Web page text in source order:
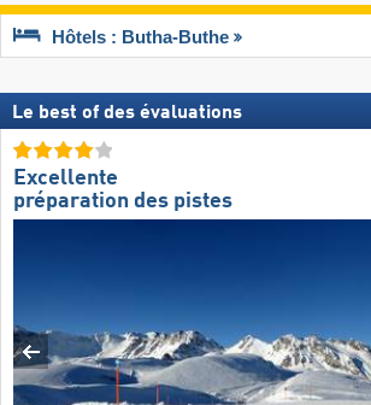
Hôtels : Butha-Buthe
Le best of des évaluations
Excellente
préparation des pistes